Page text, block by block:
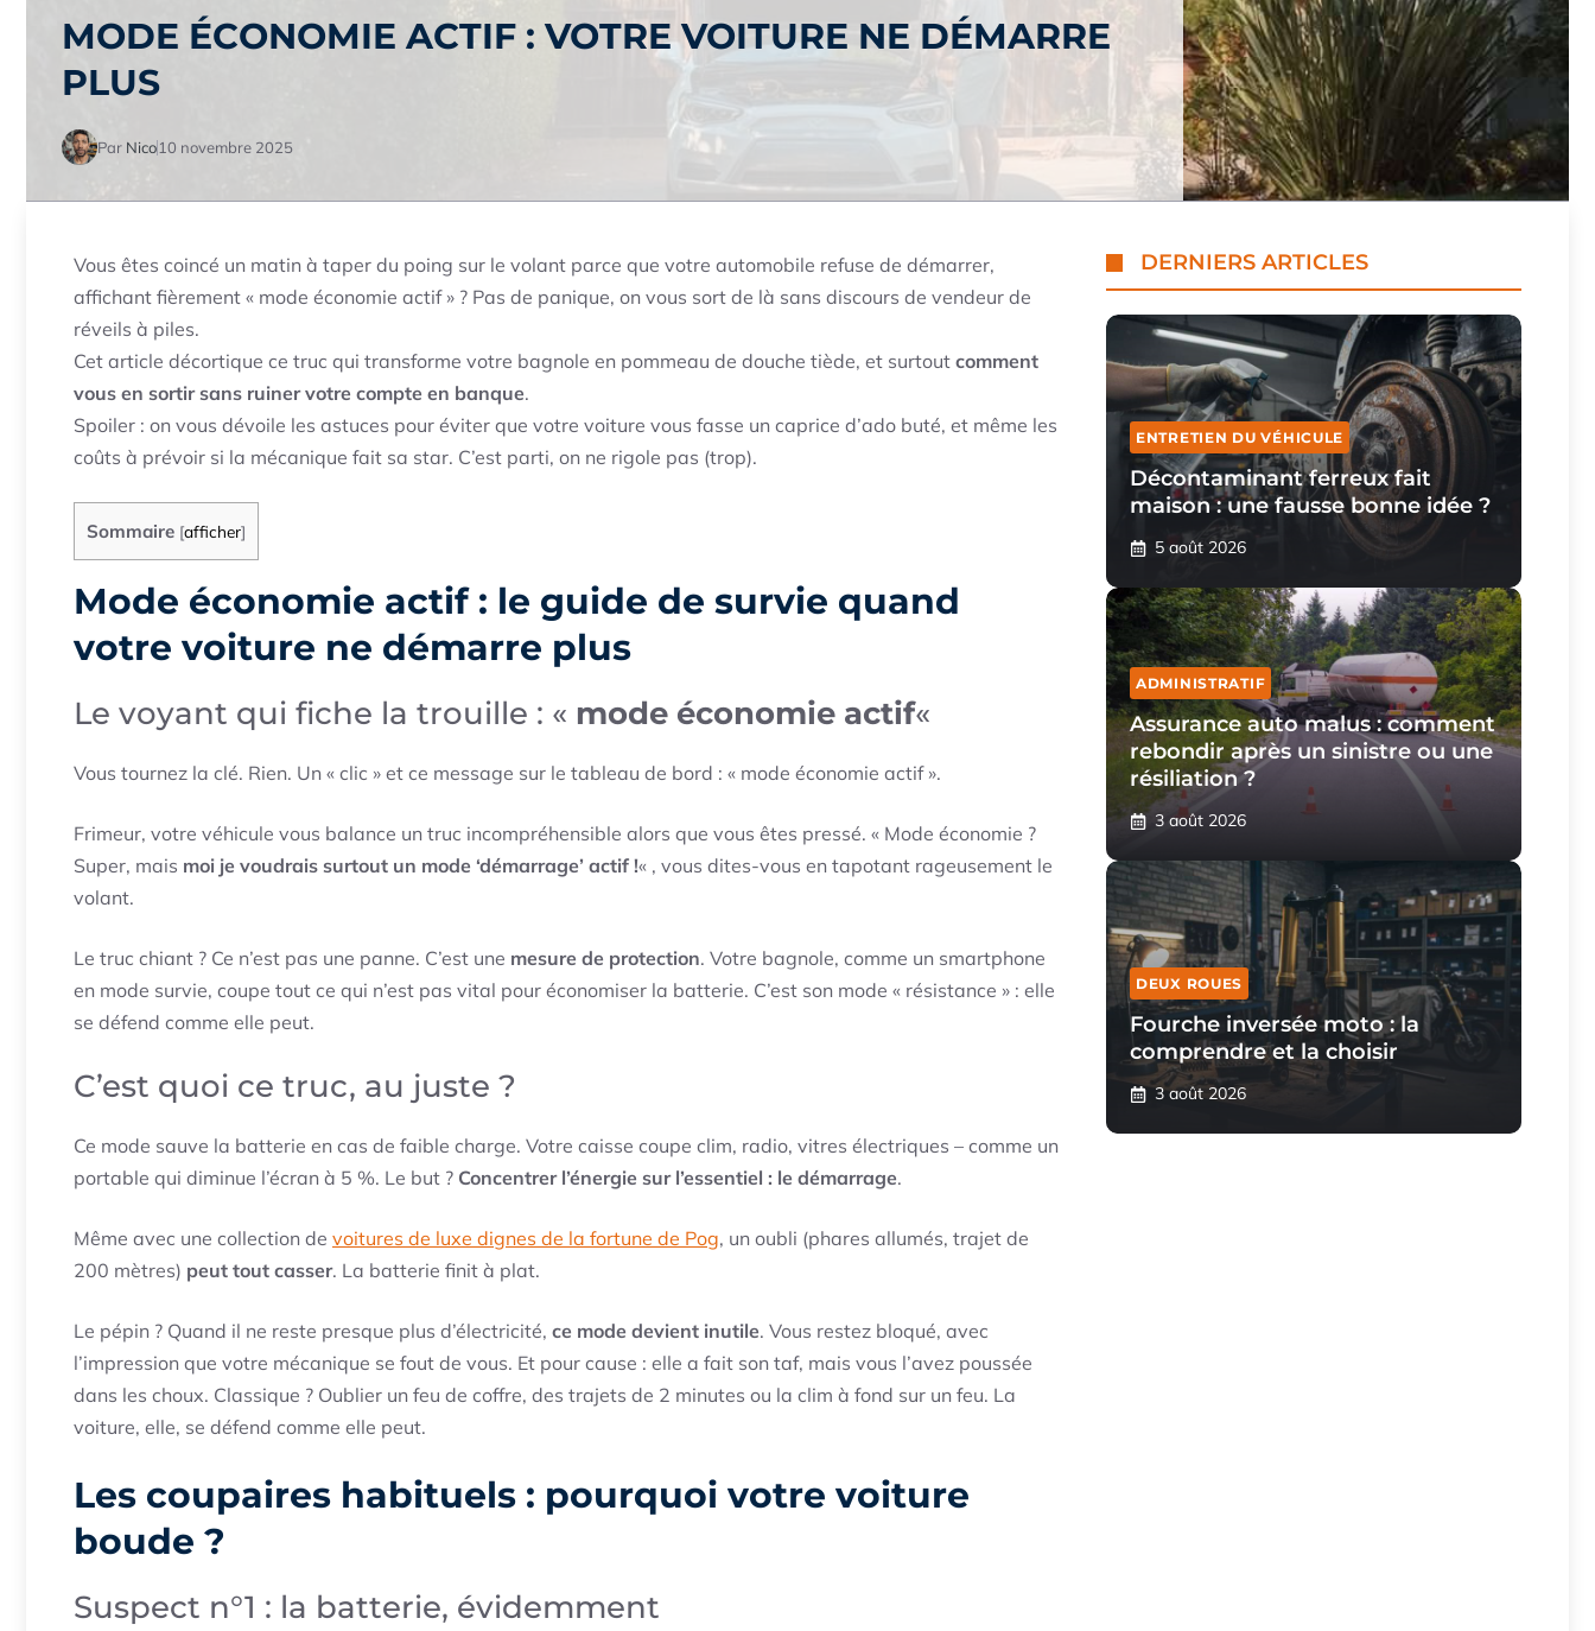
MODE ÉCONOMIE ACTIF : VOTRE VOITURE NE DÉMARRE
PLUS
Par Nico10 novembre 2025
Vous êtes coincé un matin à taper du poing sur le volant parce que votre automobile refuse de démarrer,
affichant fièrement « mode économie actif » ? Pas de panique, on vous sort de là sans discours de vendeur de
réveils à piles.
Cet article décortique ce truc qui transforme votre bagnole en pommeau de douche tiède, et surtout comment
vous en sortir sans ruiner votre compte en banque.
Spoiler : on vous dévoile les astuces pour éviter que votre voiture vous fasse un caprice d’ado buté, et même les
coûts à prévoir si la mécanique fait sa star. C’est parti, on ne rigole pas (trop).
Sommaire [afficher]
Mode économie actif : le guide de survie quand
votre voiture ne démarre plus
Le voyant qui fiche la trouille : « mode économie actif«
Vous tournez la clé. Rien. Un « clic » et ce message sur le tableau de bord : « mode économie actif ».
Frimeur, votre véhicule vous balance un truc incompréhensible alors que vous êtes pressé. « Mode économie ?
Super, mais moi je voudrais surtout un mode ‘démarrage’ actif !« , vous dites-vous en tapotant rageusement le
volant.
Le truc chiant ? Ce n’est pas une panne. C’est une mesure de protection. Votre bagnole, comme un smartphone
en mode survie, coupe tout ce qui n’est pas vital pour économiser la batterie. C’est son mode « résistance » : elle
se défend comme elle peut.
C’est quoi ce truc, au juste ?
Ce mode sauve la batterie en cas de faible charge. Votre caisse coupe clim, radio, vitres électriques – comme un
portable qui diminue l’écran à 5 %. Le but ? Concentrer l’énergie sur l’essentiel : le démarrage.
Même avec une collection de voitures de luxe dignes de la fortune de Pog, un oubli (phares allumés, trajet de
200 mètres) peut tout casser. La batterie finit à plat.
Le pépin ? Quand il ne reste presque plus d’électricité, ce mode devient inutile. Vous restez bloqué, avec
l’impression que votre mécanique se fout de vous. Et pour cause : elle a fait son taf, mais vous l’avez poussée
dans les choux. Classique ? Oublier un feu de coffre, des trajets de 2 minutes ou la clim à fond sur un feu. La
voiture, elle, se défend comme elle peut.
Les coupaires habituels : pourquoi votre voiture
boude ?
Suspect n°1 : la batterie, évidemment
DERNIERS ARTICLES
ENTRETIEN DU VÉHICULE
Décontaminant ferreux fait
maison : une fausse bonne idée ?
5 août 2026
ADMINISTRATIF
Assurance auto malus : comment
rebondir après un sinistre ou une
résiliation ?
3 août 2026
DEUX ROUES
Fourche inversée moto : la
comprendre et la choisir
3 août 2026